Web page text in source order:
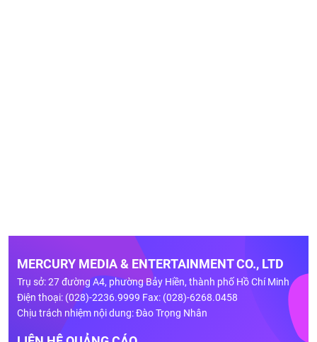
MERCURY MEDIA & ENTERTAINMENT CO., LTD
Trụ sở: 27 đường A4, phường Bảy Hiền, thành phố Hồ Chí Minh
Điện thoại: (028)-2236.9999 Fax: (028)-6268.0458
Chịu trách nhiệm nội dung: Đào Trọng Nhân